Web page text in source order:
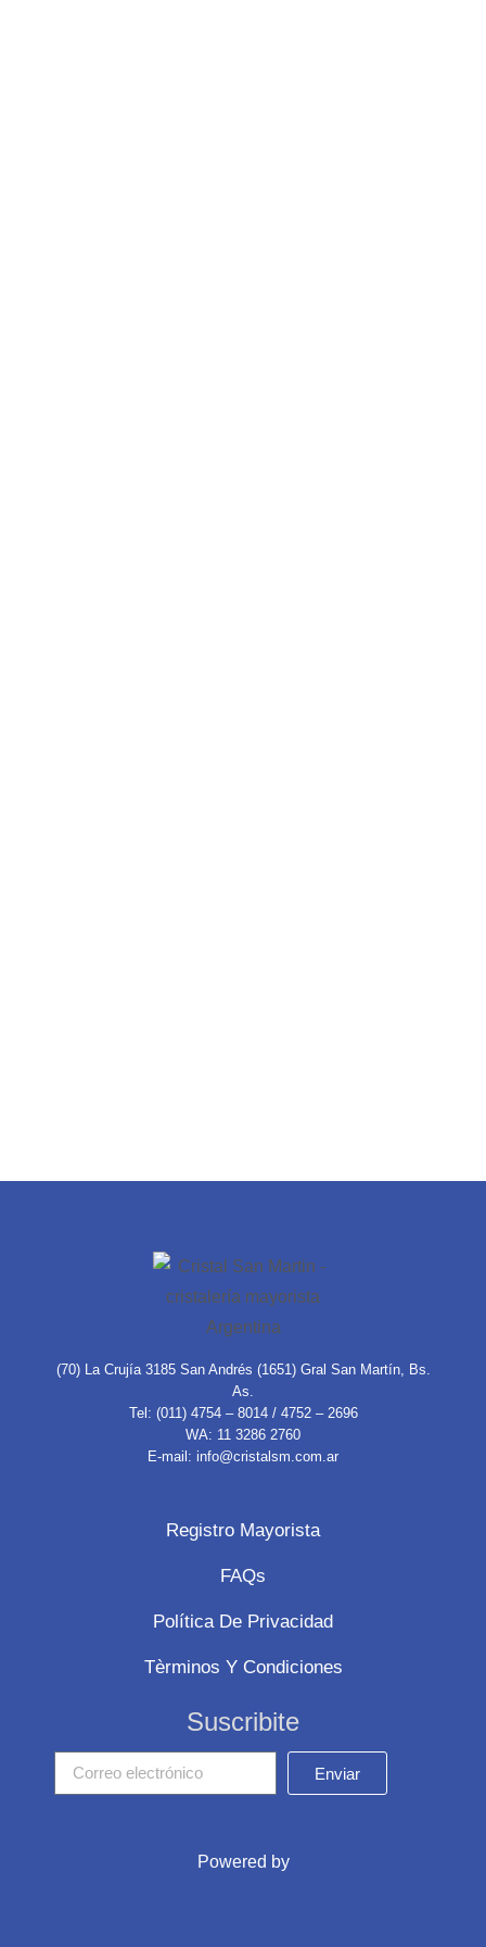
(70) La Crujía 3185 San Andrés (1651) Gral San Martín, Bs.
As.
Tel: (011) 4754 – 8014 / 4752 – 2696
WA: 11 3286 2760
E-mail: info@cristalsm.com.ar
Registro Mayorista
FAQs
Política De Privacidad
Tèrminos Y Condiciones
Suscribite
Enviar
Powered by